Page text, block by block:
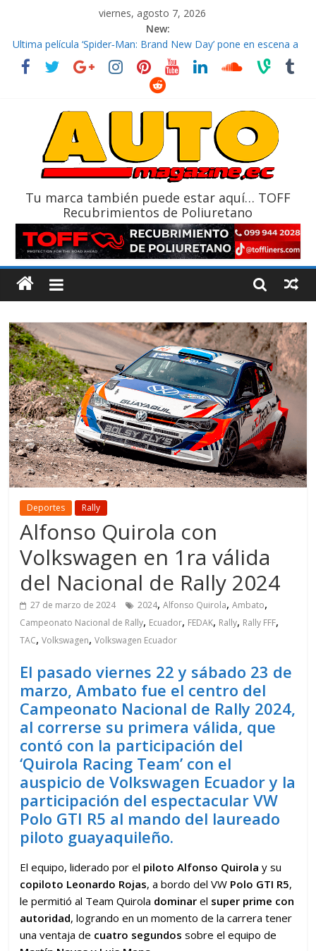
viernes, agosto 7, 2026
New:
El costo de tener un vehículo gana protagonismo a la hora de
decidir
Ultima película ‘Spider‑Man: Brand New Day’ pone en escena a
La Vuelta al Ecuador 2026, edición 47ª, recorre 7 provincias en 8
La FEDAK recibe 12 Sinotruk Bolden para cubrir las rutas de La
Tu marca también puede estar aquí… TOFF
Recubrimientos de Poliuretano
Deportes Rally
Alfonso Quirola con
Volkswagen en 1ra válida
del Nacional de Rally 2024
27 de marzo de 2024 2024,Alfonso Quirola,Ambato,
Campeonato Nacional de Rally, Ecuador, FEDAK, Rally, Rally FFF,
TAC,Volkswagen,Volkswagen Ecuador
El pasado viernes 22 y sábado 23 de
marzo, Ambato fue el centro del
Campeonato Nacional de Rally 2024,
al correrse su primera válida, que
contó con la participación del
‘Quirola Racing Team’ con el
auspicio de Volkswagen Ecuador y la
participación del espectacular VW
Polo GTI R5 al mando del laureado
piloto guayaquileño.
El equipo, liderado por el piloto Alfonso Quirola y su
copiloto Leonardo Rojas, a bordo del VW Polo GTI R5,
le permitió al Team Quirola dominar el super prime con
autoridad, logrando en un momento de la carrera tener
una ventaja de cuatro segundos sobre el equipo de